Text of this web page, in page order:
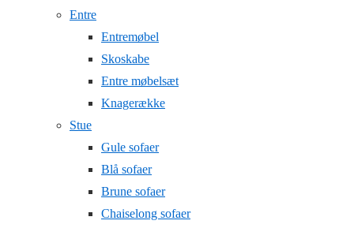
Entre
Entremøbel
Skoskabe
Entre møbelsæt
Knagerække
Stue
Gule sofaer
Blå sofaer
Brune sofaer
Chaiselong sofaer